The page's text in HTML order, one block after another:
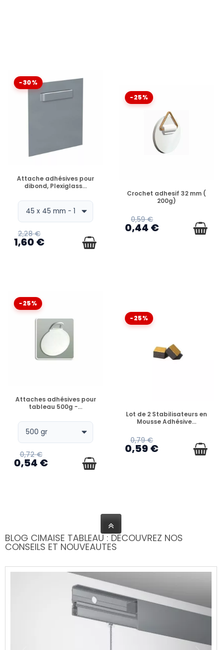
-30%
EN STOCK
Attache adhésives pour
dibond, Plexiglass...
2,28 €
1,60 €
-25%
EN STOCK
Crochet adhesif 32 mm (
200g)
0,59 €
0,44 €
-25%
EN STOCK
Attaches adhésives pour
tableau 500g -...
0,72 €
0,54 €
-25%
EN STOCK
Lot de 2 Stabilisateurs en
Mousse Adhésive...
0,79 €
0,59 €
BLOG CIMAISE TABLEAU : DECOUVREZ NOS
CONSEILS ET NOUVEAUTES
Avis et guide d'installation
du système Combi Pro Light